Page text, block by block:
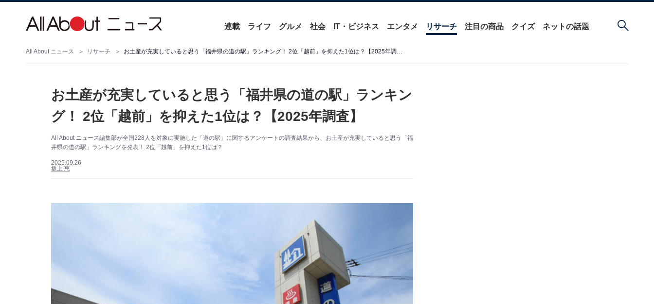
連載 ライフ グルメ 社会 IT・ビジネス エンタメ リサーチ 注目の商品 クイズ ネットの話題
All About ニュース リサーチ お土産が充実していると思う「福井県の道の駅」ランキング！ 2位「越前」を抑えた1位は？【2025年調査】
お土産が充実していると思う「福井県の道の駅」ランキン
グ！ 2位「越前」を抑えた1位は？【2025年調査】
All About ニュース編集部が全国228人を対象に実施した「道の駅」に関するアンケートの調査結果から、お土産が充実していると思う「福
井県の道の駅」ランキングを発表！ 2位「越前」を抑えた1位は？
2025.09.26
坂上 恵